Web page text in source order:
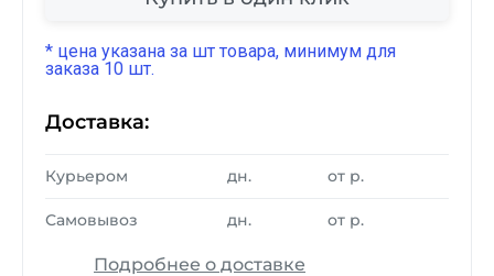
* цена указана за шт товара, минимум для
заказа 10 шт.
Доставка:
Курьером дн. от р.
Самовывоз дн. от р.
Подробнее о доставке